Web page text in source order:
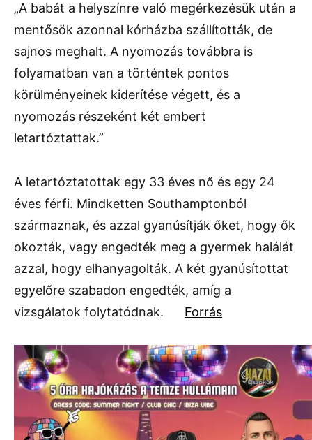
„A babát a helyszínre való megérkezésük után a
mentősök azonnal kórházba szállították, de
sajnos meghalt. A nyomozás továbbra is
folyamatban van a történtek pontos
körülményeinek kiderítése végett, és a
nyomozás részeként két embert
letartóztattak.”
A letartóztatottak egy 33 éves nő és egy 24
éves férfi. Mindketten Southamptonból
származnak, és azzal gyanúsítják őket, hogy ők
okozták, vagy engedték meg a gyermek halálát
azzal, hogy elhanyagolták. A két gyanúsítottat
egyelőre szabadon engedték, amíg a
vizsgálatok folytatódnak. Forrás